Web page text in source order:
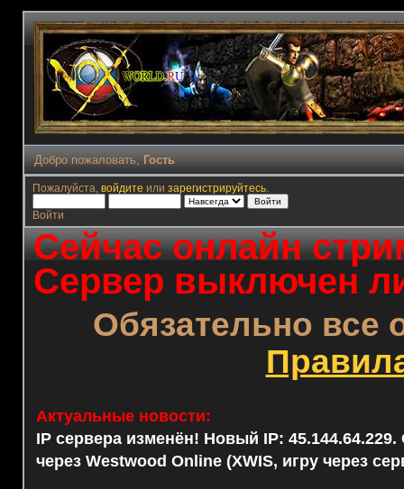
Добро пожаловать, Гость
Пожалуйста, войдите или зарегистрируйтесь.
Войти
Сейчас онлайн
Сервер выключен
Обязательно все
Актуальные новости:
IP сервера изменён! Новый IP: 45.144.64.229.
через Westwood Online (XWIS, игру через